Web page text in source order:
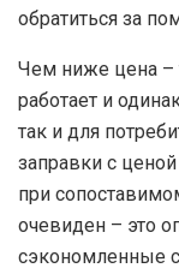
обратиться за
Чем ниже цена –
работает и
так и для
заправки с
при
очевиден – это
сэкономленные